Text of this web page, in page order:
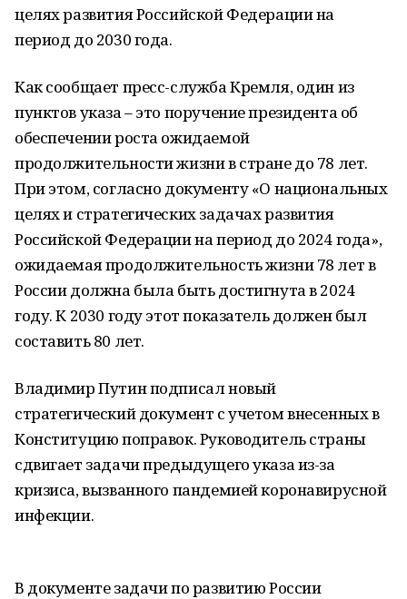
целях развития Российской Федерации на
период до 2030 года.
Как сообщает пресс-служба Кремля, один из
пунктов указа – это поручение президента об
обеспечении роста ожидаемой
продолжительности жизни в стране до 78 лет.
При этом, согласно документу «О национальных
целях и стратегических задачах развития
Российской Федерации на период до 2024 года»,
ожидаемая продолжительность жизни 78 лет в
России должна была быть достигнута в 2024
году. К 2030 году этот показатель должен был
составить 80 лет.
Владимир Путин подписал новый
стратегический документ с учетом внесенных в
Конституцию поправок. Руководитель страны
сдвигает задачи предыдущего указа из-за
кризиса, вызванного пандемией коронавирусной
инфекции.
В документе задачи по развитию России